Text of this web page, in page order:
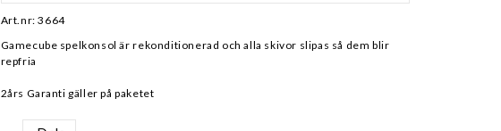
Art.nr: 3664
Gamecube spelkonsol är rekonditionerad och alla skivor slipas så dem blir
repfria
2års Garanti gäller på paketet